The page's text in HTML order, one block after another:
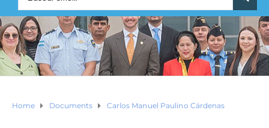
Home Documents Carlos Manuel Paulino Cárdenas